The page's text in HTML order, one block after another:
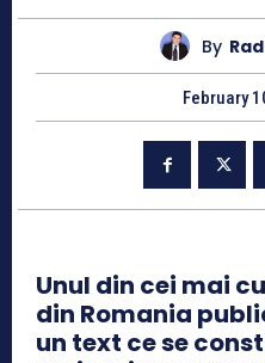
By
February
Unul din cei mai
din Romania
un text ce se